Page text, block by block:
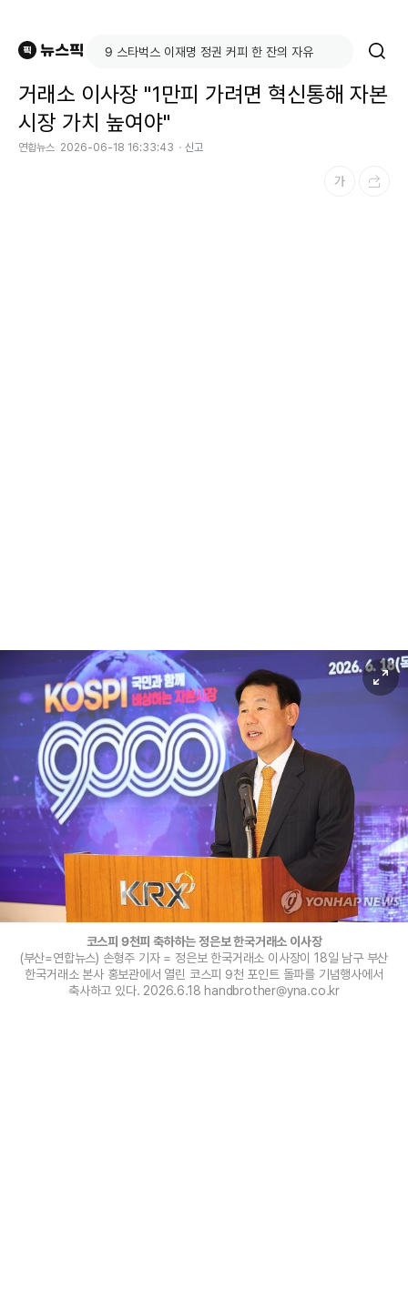
거래소 이사장 "1만피 가려면 혁신통해 자본
시장 가치 높여야"
연합뉴스 2026-06-18 16:33:43 신고
코스피 9천피 축하하는 정은보 한국거래소 이사장
(부산=연합뉴스) 손형주 기자 = 정은보 한국거래소 이사장이 18일 남구 부산
한국거래소 본사 홍보관에서 열린 코스피 9천 포인트 돌파를 기념행사에서
축사하고 있다. 2026.6.18 handbrother@yna.co.kr